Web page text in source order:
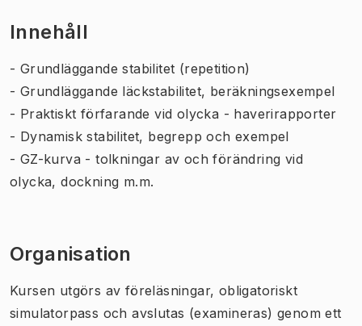
Innehåll
- Grundläggande stabilitet (repetition)
- Grundläggande läckstabilitet, beräkningsexempel
- Praktiskt förfarande vid olycka - haverirapporter
- Dynamisk stabilitet, begrepp och exempel
- GZ-kurva - tolkningar av och förändring vid
olycka, dockning m.m.
Organisation
Kursen utgörs av föreläsningar, obligatoriskt
simulatorpass och avslutas (examineras) genom ett